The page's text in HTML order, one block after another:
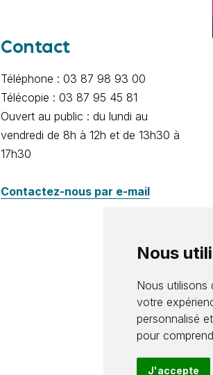
Nous
Nous utilisons
votre
personnalisé
pour
J'accepte
Contact
Téléphone : 03 87 98 93 00
Télécopie : 03 87 95 45 81
Ouvert au public : du lundi au
vendredi de 8h à 12h et de 13h30 à
17h30
Contactez-nous par e-mail